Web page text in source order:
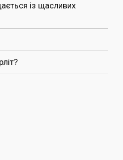
із щасливих